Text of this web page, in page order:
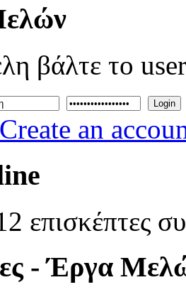
βάλτε το
Login
Create an
επισκέπτες
- Έργα